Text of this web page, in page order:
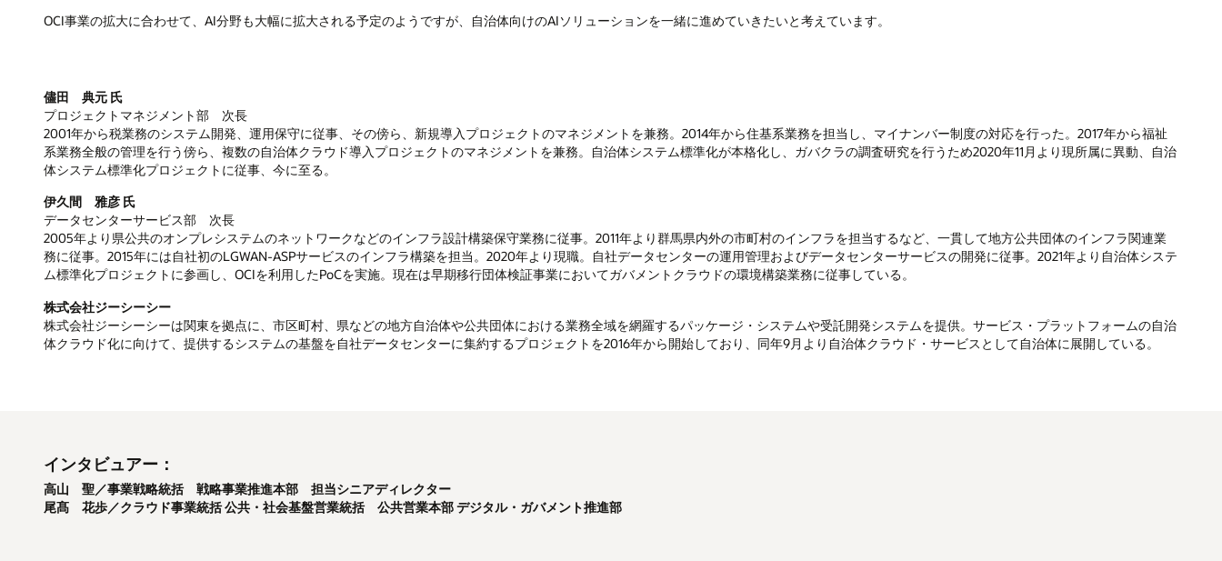
OCI事業の拡大に合わせて、AI分野も大幅に拡大される予定のようですが、自治体向けのAIソリューションを一緒に進めていきたいと考えています。
儘田 典元 氏
プロジェクトマネジメント部 次長
2001年から税業務のシステム開発、運用保守に従事、その傍ら、新規導入プロジェクトのマネジメントを兼務。2014年から住基系業務を担当し、マイナンバー制度の対応を行った。2017年から福祉
系業務全般の管理を行う傍ら、複数の自治体クラウド導入プロジェクトのマネジメントを兼務。自治体システム標準化が本格化し、ガバクラの調査研究を行うため2020年11月より現所属に異動、自治
体システム標準化プロジェクトに従事、今に至る。
伊久間 雅彦 氏
データセンターサービス部 次長
2005年より県公共のオンプレシステムのネットワークなどのインフラ設計構築保守業務に従事。2011年より群馬県内外の市町村のインフラを担当するなど、一貫して地方公共団体のインフラ関連業
務に従事。2015年には自社初のLGWAN-ASPサービスのインフラ構築を担当。2020年より現職。自社データセンターの運用管理およびデータセンターサービスの開発に従事。2021年より自治体システ
ム標準化プロジェクトに参画し、OCIを利用したPoCを実施。現在は早期移行団体検証事業においてガバメントクラウドの環境構築業務に従事している。
株式会社ジーシーシー
株式会社ジーシーシーは関東を拠点に、市区町村、県などの地方自治体や公共団体における業務全域を網羅するパッケージ・システムや受託開発システムを提供。サービス・プラットフォームの自治
体クラウド化に向けて、提供するシステムの基盤を自社データセンターに集約するプロジェクトを2016年から開始しており、同年9月より自治体クラウド・サービスとして自治体に展開している。
インタビュアー：
高山 聖／事業戦略統括 戦略事業推進本部 担当シニアディレクター
尾髙 花歩／クラウド事業統括 公共・社会基盤営業統括 公共営業本部 デジタル・ガバメント推進部